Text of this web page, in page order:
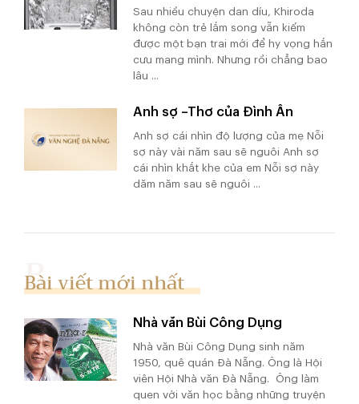
Sau nhiều chuyện dan díu, Khiroda
không còn trẻ lắm song vẫn kiếm
được một bạn trai mới để hy vọng hắn
cưu mang mình. Nhưng rồi chẳng bao
lâu ...
Anh sợ –Thơ của Đình Ân
Anh sợ cái nhìn độ lượng của mẹ Nỗi
sợ này vài năm sau sẽ nguôi Anh sợ
cái nhìn khắt khe của em Nỗi sợ này
dăm năm sau sẽ nguôi ...
Bài viết mới nhất
Nhà văn Bùi Công Dụng
Nhà văn Bùi Công Dụng sinh năm
1950, quê quán Đà Nẵng. Ông là Hội
viên Hội Nhà văn Đà Nẵng. Ông làm
quen với văn học bằng những truyện